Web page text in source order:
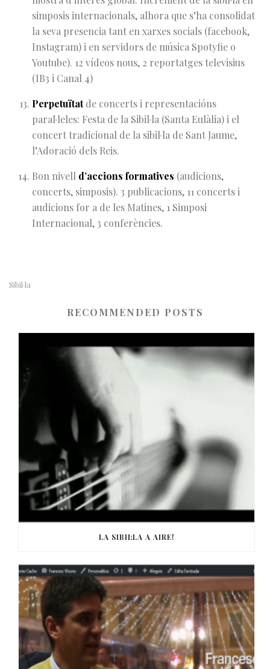
simposis internacionals, alhora que s’ha consolidat
la seva presencia tant en xarxes socials (facebook,
Instagram) i en servidors de música Spotyfie o
Youtube). 12 vídeos nous, 2 reportatges televisius
(IB3 i Canal 4)
Perpetuïtatde concerts i representacións
paral·leles: Festa de la Sibil·la (Santa Eulàlia) i el
concert tradicional de la sibil·la de Sant Jaume,
l’Adoració dels Reis.
Bon nivell d’accions formatives (audicions,
concerts, simposis). 3 publicacions, 11 concerts i
audicions for a de les Matines, 1 Simposi
Internacional, 3 conferències.
Sibil·la
RECOMMENDED POSTS
LA SIBIL·LA A AIRE!